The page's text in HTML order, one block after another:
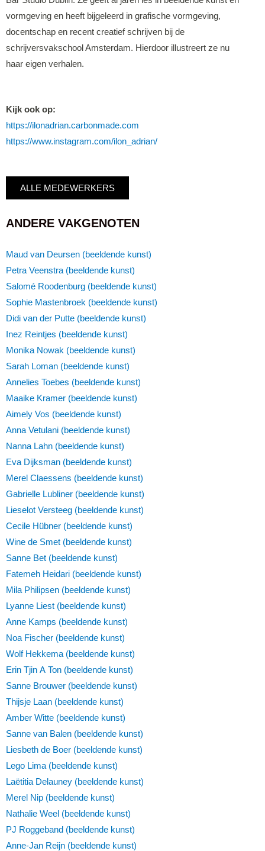
vormgeving en heeft bijgeleerd in grafische vormgeving,
docentschap en recent creatief schrijven bij de
schrijversvakschool Amsterdam. Hierdoor illustreert ze nu
haar eigen verhalen.
Kijk ook op:
https://ilonadrian.carbonmade.com
https://www.instagram.com/ilon_adrian/
ALLE MEDEWERKERS
ANDERE VAKGENOTEN
Maud van Deursen (beeldende kunst)
Petra Veenstra (beeldende kunst)
Salomé Roodenburg (beeldende kunst)
Sophie Mastenbroek (beeldende kunst)
Didi van der Putte (beeldende kunst)
Inez Reintjes (beeldende kunst)
Monika Nowak (beeldende kunst)
Sarah Loman (beeldende kunst)
Annelies Toebes (beeldende kunst)
Maaike Kramer (beeldende kunst)
Aimely Vos (beeldende kunst)
Anna Vetulani (beeldende kunst)
Nanna Lahn (beeldende kunst)
Eva Dijksman (beeldende kunst)
Merel Claessens (beeldende kunst)
Gabrielle Lubliner (beeldende kunst)
Lieselot Versteeg (beeldende kunst)
Cecile Hübner (beeldende kunst)
Wine de Smet (beeldende kunst)
Sanne Bet (beeldende kunst)
Fatemeh Heidari (beeldende kunst)
Mila Philipsen (beeldende kunst)
Lyanne Liest (beeldende kunst)
Anne Kamps (beeldende kunst)
Noa Fischer (beeldende kunst)
Wolf Hekkema (beeldende kunst)
Erin Tjin A Ton (beeldende kunst)
Sanne Brouwer (beeldende kunst)
Thijsje Laan (beeldende kunst)
Amber Witte (beeldende kunst)
Sanne van Balen (beeldende kunst)
Liesbeth de Boer (beeldende kunst)
Lego Lima (beeldende kunst)
Laëtitia Delauney (beeldende kunst)
Merel Nip (beeldende kunst)
Nathalie Weel (beeldende kunst)
PJ Roggeband (beeldende kunst)
Anne-Jan Reijn (beeldende kunst)